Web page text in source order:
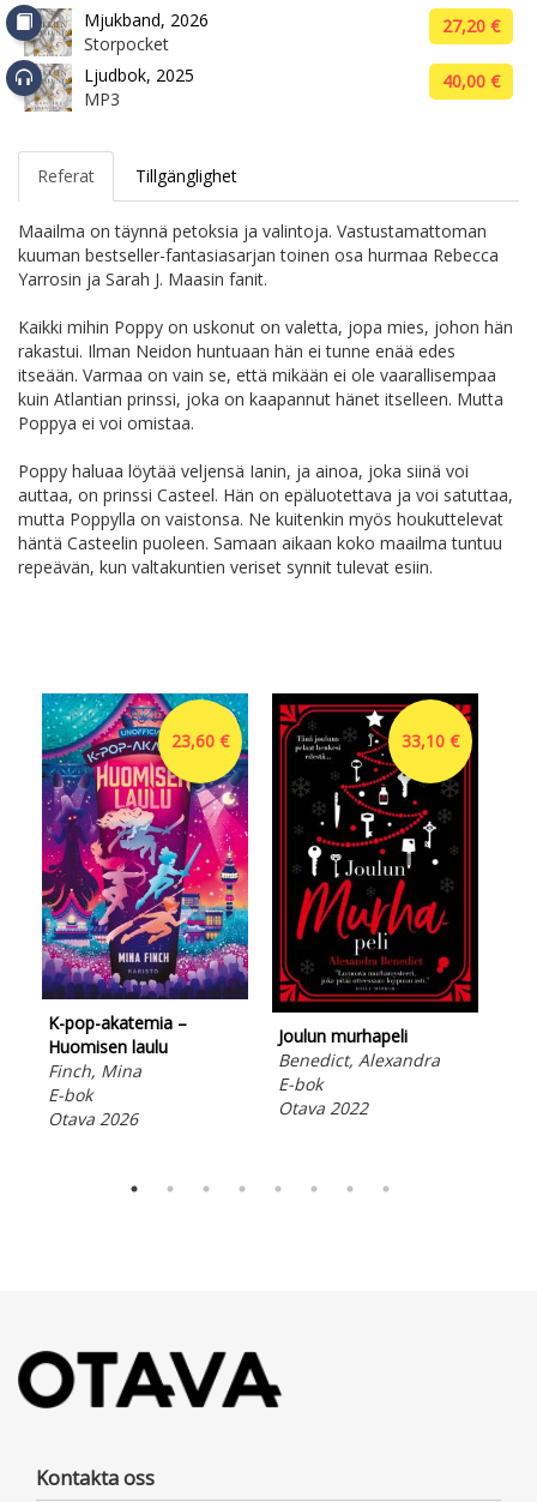
Mjukband, 2026
Storpocket
27,20 €
Ljudbok, 2025
MP3
40,00 €
Referat Tillgänglighet
Maailma on täynnä petoksia ja valintoja. Vastustamattoman
kuuman bestseller-fantasiasarjan toinen osa hurmaa Rebecca
Yarrosin ja Sarah J. Maasin fanit.
Kaikki mihin Poppy on uskonut on valetta, jopa mies, johon hän
rakastui. Ilman Neidon huntuaan hän ei tunne enää edes
itseään. Varmaa on vain se, että mikään ei ole vaarallisempaa
kuin Atlantian prinssi, joka on kaapannut hänet itselleen. Mutta
Poppya ei voi omistaa.
Poppy haluaa löytää veljensä Ianin, ja ainoa, joka siinä voi
auttaa, on prinssi Casteel. Hän on epäluotettava ja voi satuttaa,
mutta Poppylla on vaistonsa. Ne kuitenkin myös houkuttelevat
häntä Casteelin puoleen. Samaan aikaan koko maailma tuntuu
repeävän, kun valtakuntien veriset synnit tulevat esiin.
23,60 €
K-pop-akatemia –
Huomisen laulu
Finch, Mina
E-bok
Otava 2026
33,10 €
Joulun murhapeli
Benedict, Alexandra
E-bok
Otava 2022
Kontakta oss